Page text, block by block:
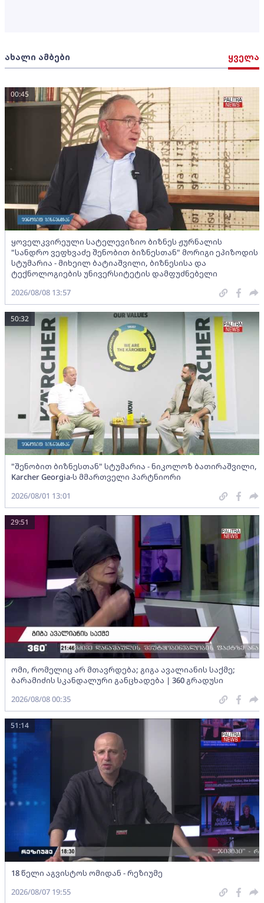
ახალი ამბები ყველა
ყოველკვირეული სატელევიზიო ბიზნეს ჟურნალის
"სანდრო ვეფხვაძე შენობით ბიზნესთან" მორიგი ეპიზოდის
სტუმარია - მიხეილ ბატიაშვილი, ბიზნესისა და
ტექნოლოგიების უნივერსიტეტის დამფუძნებელი
00:45
2026/08/08 13:57
"შენობით ბიზნესთან" სტუმარია - ნიკოლოზ ბათირაშვილი,
Karcher Georgia-ს მმართველი პარტნიორი
50:32
2026/08/01 13:01
ომი, რომელიც არ მთავრდება; გიგა ავალიანის საქმე;
ბარამიძის სკანდალური განცხადება | 360 გრადუსი
29:51
2026/08/08 00:35
18 წელი აგვისტოს ომიდან - რეზიუმე
51:14
2026/08/07 19:55